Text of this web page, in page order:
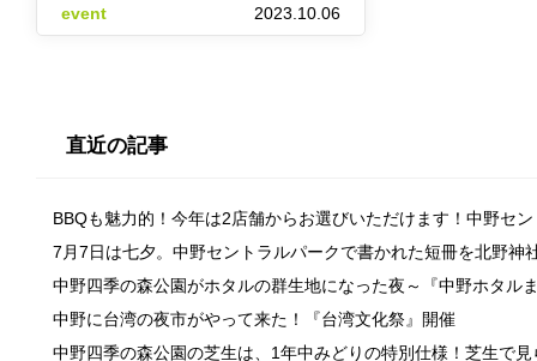
event 2023.10.06
直近の記事
BBQも魅力的！今年は2店舗からお選びいただけます！中野セ
7月7日は七夕。中野セントラルパークで書かれた短冊を北野神
中野四季の森公園がホタルの群生地になった夜～『中野ホタル
中野に台湾の夜市がやって来た！『台湾文化祭』開催
中野四季の森公園の芝生は、1年中みどりの特別仕様！芝生で